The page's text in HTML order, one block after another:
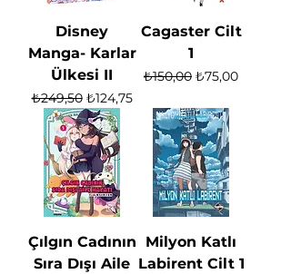
Disney
Manga- Karlar
Ülkesi II
Normal Fiyat
₺249,50 İndirimli Fiyat
₺124,75
Cagaster Cilt
1
Normal Fiyat
₺150,00 İndirimli Fiyat
₺75,00
Çılgın Cadının
Sıra Dışı Aile
Milyon Katlı
Labirent Cilt 1